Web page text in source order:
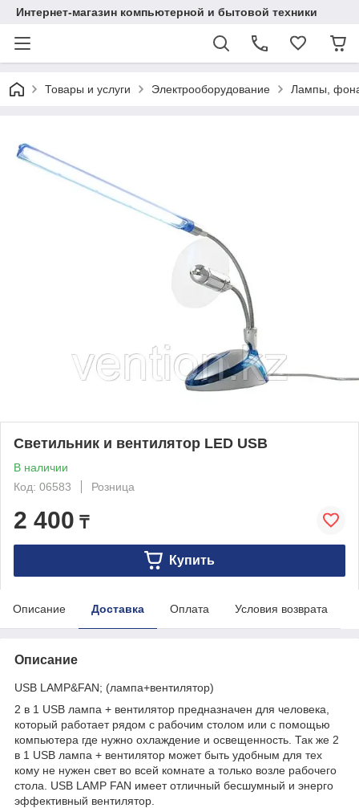
Интернет-магазин компьютерной и бытовой техники
Товары и услуги Электрооборудование Лампы,
Светильник и вентилятор LED USB
В наличии
Код: 06583
Розница
2 400 ₸
Купить
Описание Доставка Оплата Условия возврата
Описание
USB LAMP&FAN; (лампа+вентилятор)
2 в 1 USB лампа + вентилятор предназначен для человека,
который работает рядом с рабочим столом или с помощью
компьютера где нужно охлаждение и освещенность. Так же 2
в 1 USB лампа + вентилятор может быть удобным для тех
кому не нужен свет во всей комнате а только возле рабочего
стола. USB LAMP FAN имеет отличный бесшумный и энерго
эффективный вентилятор.